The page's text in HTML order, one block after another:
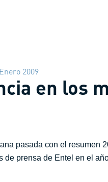
2009
en los
pasada con el resumen
de prensa de Entel en el